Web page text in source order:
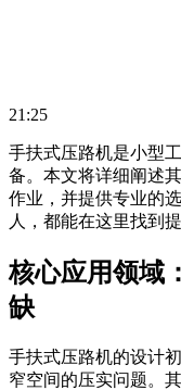
21:25
手扶式压路机是小型
备。本文将详细阐述
作业，并提供专业的
人，都能在这里找到
核心应用领域
缺
手扶式压路机的设计
窄空间的压实问题。